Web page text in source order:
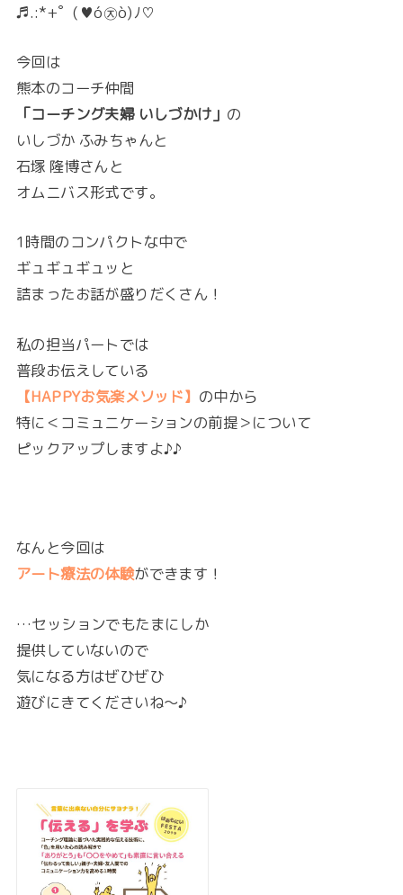
♬.:*+゜(♥ó㉨ò)ﾉ♡
今回は
熊本のコーチ仲間
「コーチング夫婦 いしづかけ」 の
いしづか ふみちゃんと
石塚 隆博さんと
オムニバス形式です。
1時間のコンパクトな中で
ギュギュギュッと
詰まったお話が盛りだくさん！
私の担当パートでは
普段お伝えしている
【HAPPYお気楽メソッド】 の中から
特に＜コミュニケーションの前提＞について
ピックアップしますよ♪♪
なんと今回は
アート療法の体験ができます！
…セッションでもたまにしか
提供していないので
気になる方はぜひぜひ
遊びにきてくださいね～♪